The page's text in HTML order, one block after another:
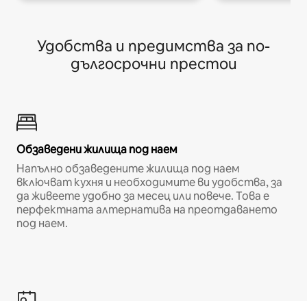
Удобства и предимства за по-
дългосрочни престои
Обзаведени жилища под наем
Напълно обзаведените жилища под наем
включват кухня и необходимите ви удобства, за
да живеете удобно за месец или повече. Това е
перфектната алтернатива на преотдаването
под наем.